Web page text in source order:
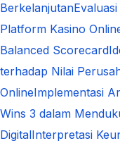
Berkelanjutan
Platform Kasino
Balanced Scorecard
terhadap Nilai
OnlineImplementasi
Wins 3 dalam
DigitalInterpretasi